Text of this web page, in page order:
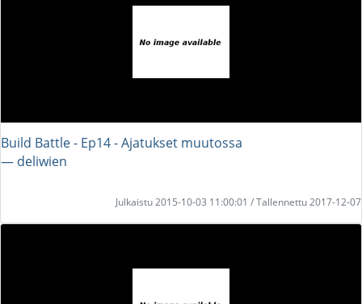
Build Battle - Ep14 - Ajatukset muutossa
― deliwien
Julkaistu 2015-10-03 11:00:01 / Tallennettu 2017-12-07